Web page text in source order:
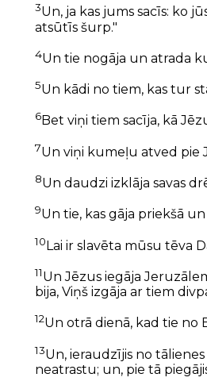
3Un, ja kas jums sacīs: ko
atsūtīs šurp."
4Un tie nogāja un atrada
5Un kādi no tiem, kas tur
6Bet viņi tiem sacīja, kā
7Un viņi kumeļu atved pie
8Un daudzi izklāja savas
9Un tie, kas gāja priekšā
10Lai ir slavēta mūsu tēva
11Un Jēzus iegāja
bija, Viņš izgāja ar tiem
12Un otrā dienā, kad tie no
13Un, ieraudzījis no
neatrastu; un, pie tā